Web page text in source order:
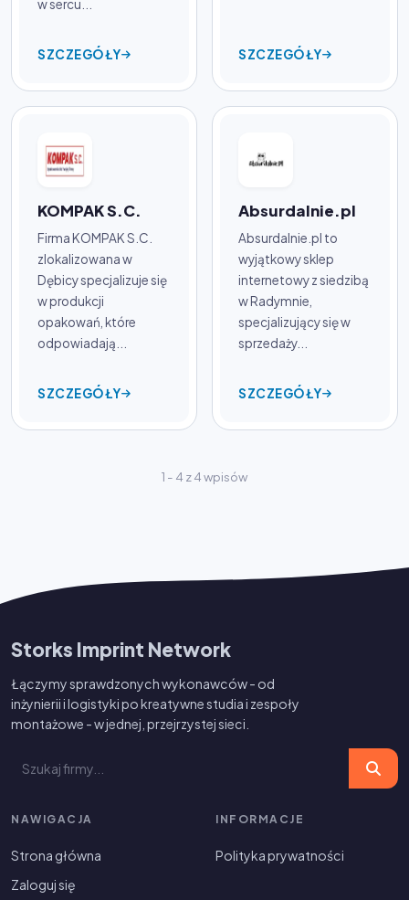
w sercu...
SZCZEGÓŁY SZCZEGÓŁY
KOMPAK S.C.
Firma KOMPAK S.C.
zlokalizowana w
Dębicy specjalizuje się
w produkcji
opakowań, które
odpowiadają...
SZCZEGÓŁY
Absurdalnie.pl
Absurdalnie.pl to
wyjątkowy sklep
internetowy z siedzibą
w Radymnie,
specjalizujący się w
sprzedaży...
SZCZEGÓŁY
1 - 4 z 4 wpisów
Storks Imprint Network
Łączymy sprawdzonych wykonawców - od
inżynierii i logistyki po kreatywne studia i zespoły
montażowe - w jednej, przejrzystej sieci.
NAWIGACJA
Strona główna
Zaloguj się
INFORMACJE
Polityka prywatności